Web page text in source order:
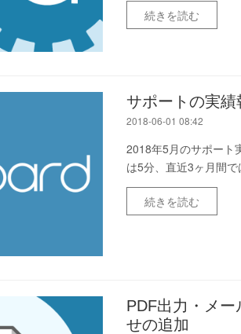
続きを読む
サポートの実績
2018-06-01 08:42
2018年5月のサポート
は5分、直近3ヶ月間で
続きを読む
PDF出力・メ
せの追加